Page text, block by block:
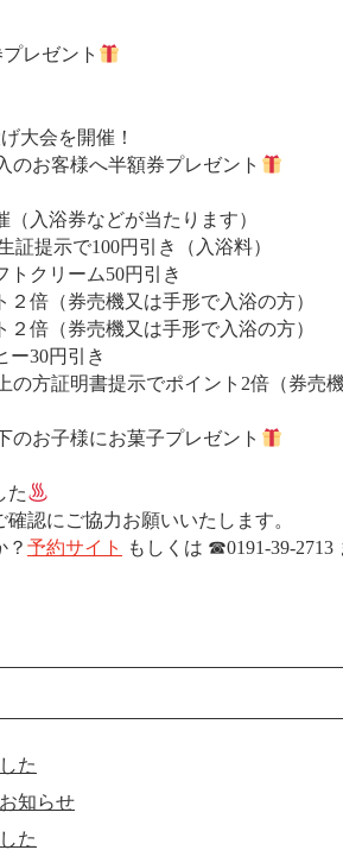
レゼント
大会を開催！
のお客様へ半額券プレゼント
（入浴券などが当たります）
証提示で100円引き（入浴料）
トクリーム50円引き
倍（券売機又は手形で入浴の方）
倍（券売機又は手形で入浴の方）
ー30円引き
の方証明書提示でポイント2倍（券売
のお子様にお菓子プレゼント
た
認にご協力お願いいたします。
？ 予約サイト もしくは ☎︎0191-39-2713
た
知らせ
た